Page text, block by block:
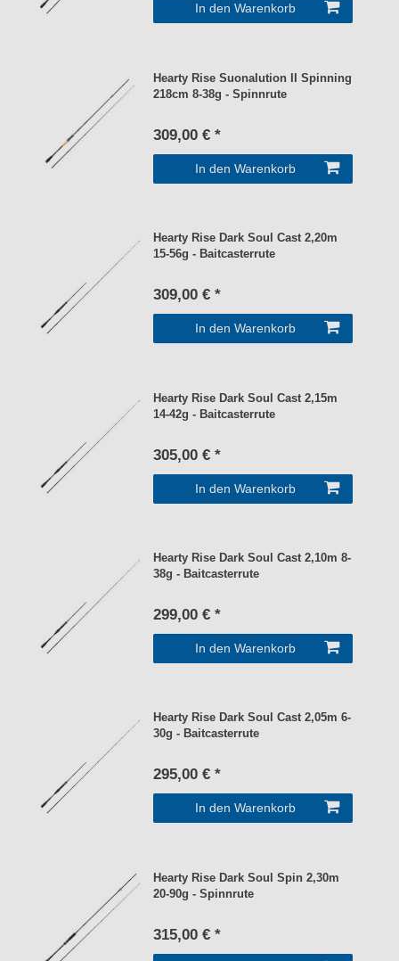
In den Warenkorb
Hearty Rise Suonalution II Spinning
218cm 8-38g - Spinnrute
309,00 € *
In den Warenkorb
Hearty Rise Dark Soul Cast 2,20m
15-56g - Baitcasterrute
309,00 € *
In den Warenkorb
Hearty Rise Dark Soul Cast 2,15m
14-42g - Baitcasterrute
305,00 € *
In den Warenkorb
Hearty Rise Dark Soul Cast 2,10m 8-
38g - Baitcasterrute
299,00 € *
In den Warenkorb
Hearty Rise Dark Soul Cast 2,05m 6-
30g - Baitcasterrute
295,00 € *
In den Warenkorb
Hearty Rise Dark Soul Spin 2,30m
20-90g - Spinnrute
315,00 € *